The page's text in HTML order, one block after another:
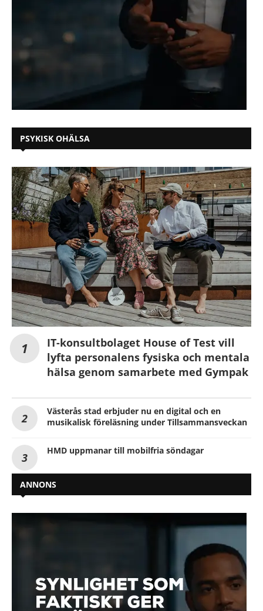
PSYKISK OHÄLSA
IT-konsultbolaget House of Test vill
lyfta personalens fysiska och mentala
hälsa genom samarbete med Gympak
Västerås stad erbjuder nu en digital och en
musikalisk föreläsning under Tillsammansveckan
HMD uppmanar till mobilfria söndagar
ANNONS